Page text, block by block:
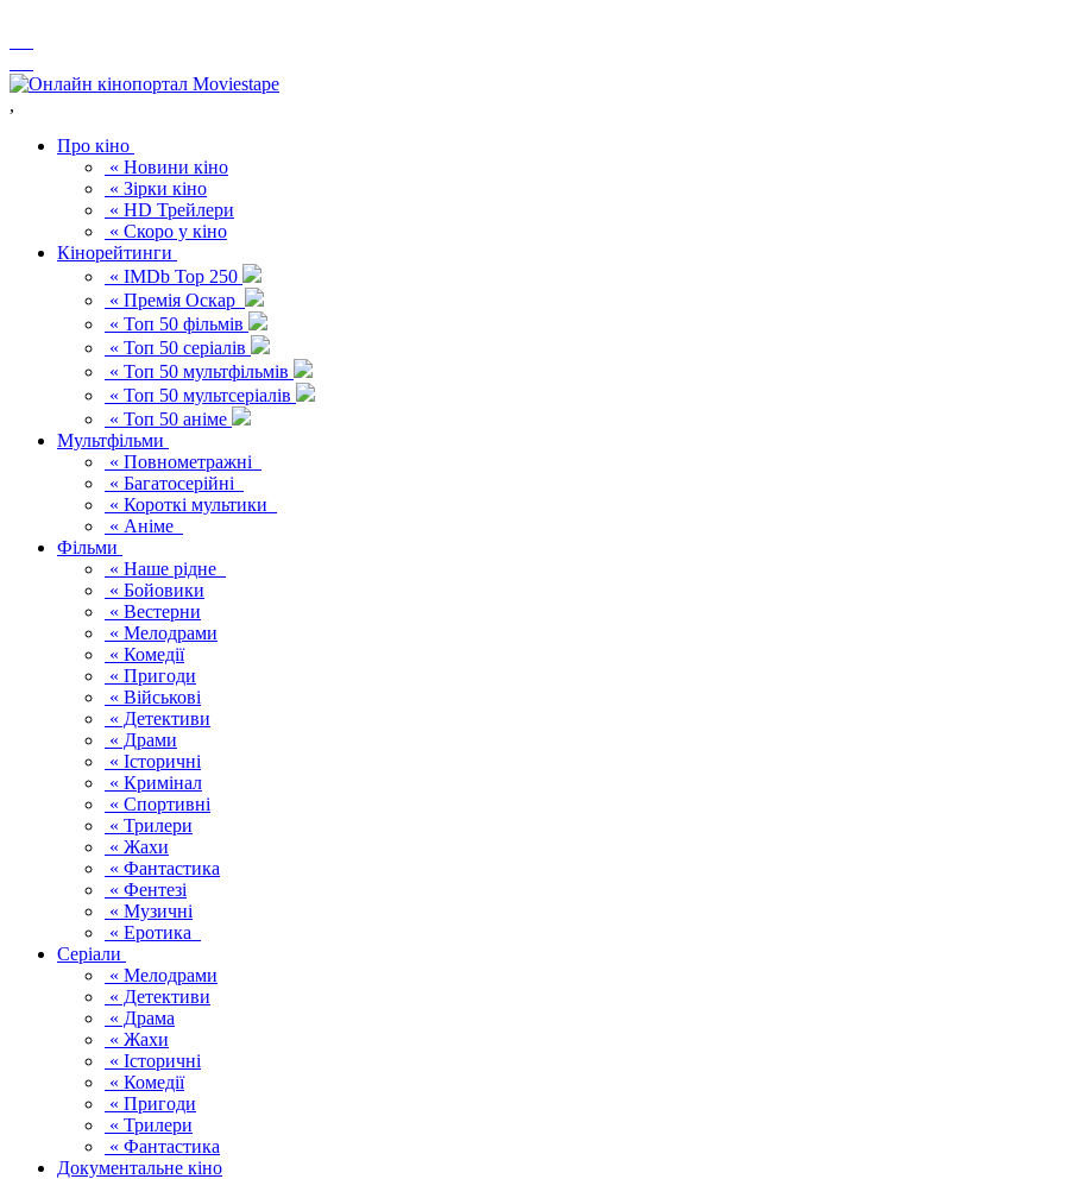
,
Про кіно
« Новини кіно
« Зірки кіно
« HD Трейлери
« Скоро у кіно
Кінорейтинги
« IMDb Top 250
« Премія Оскар
« Топ 50 фільмів
« Топ 50 серіалів
« Топ 50 мультфільмів
« Топ 50 мультсеріалів
« Топ 50 аніме
Мультфільми
« Повнометражні
« Багатосерійні
« Короткі мультики
« Аніме
Фільми
« Наше рідне
« Бойовики
« Вестерни
« Мелодрами
« Комедії
« Пригоди
« Військові
« Детективи
« Драми
« Історичні
« Кримінал
« Спортивні
« Трилери
« Жахи
« Фантастика
« Фентезі
« Музичні
« Еротика
Серіали
« Мелодрами
« Детективи
« Драма
« Жахи
« Історичні
« Комедії
« Пригоди
« Трилери
« Фантастика
Документальне кіно